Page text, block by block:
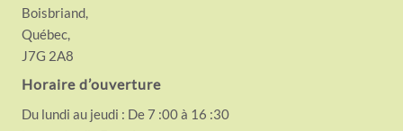
Boisbriand,
Québec,
J7G 2A8
Horaire d’ouverture
Du lundi au jeudi : De 7 :00 à 16 :30